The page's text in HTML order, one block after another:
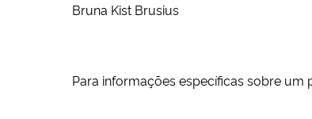
Bruna Kist Brusius
Para informações específicas sobre